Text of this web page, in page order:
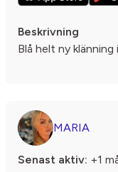
Beskrivning
Blå helt ny klänning
MARIA
Senast aktiv: +1